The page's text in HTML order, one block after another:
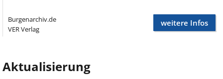
Burgenarchiv.de
VER Verlag
weitere Infos
Aktualisierung